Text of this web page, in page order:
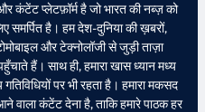
कंटेंट प्लेटफ़ॉर्म है जो भारत की नब्ज़ को
है। हम देश-दुनिया की ख़बरों,
और टेक्नोलॉजी से जुड़ी ताज़ा
हैं। साथ ही, हमारा खास ध्यान मध्य
पर भी रहता है। हमारा मकसद
कंटेंट देना है, ताकि हमारे पाठक हर